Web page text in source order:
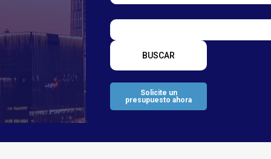
Solicite un
presupuesto ahora